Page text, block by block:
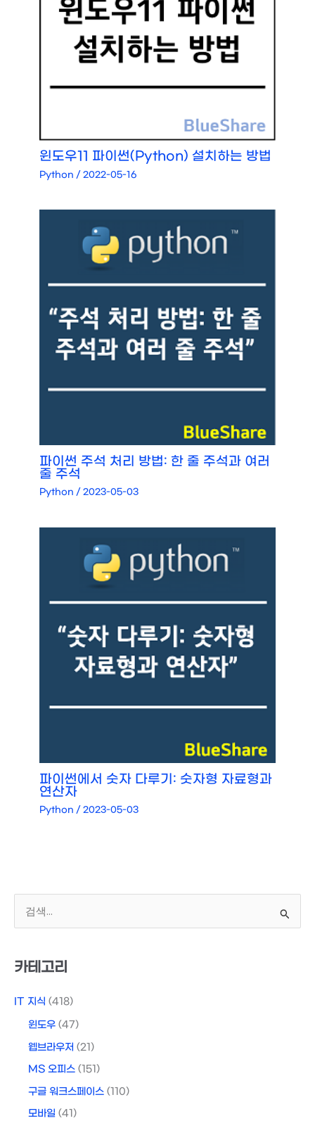
윈도우11 파이썬(Python) 설치하는 방법
Python /2022-05-16
파이썬 주석 처리 방법: 한 줄 주석과 여러
줄 주석
Python /2023-05-03
파이썬에서 숫자 다루기: 숫자형 자료형과
연산자
Python /2023-05-03
상
카테고리
IT 지식 (418)
윈도우 (47)
웹브라우저 (21)
MS 오피스 (151)
구글 워크스페이스 (110)
모바일 (41)